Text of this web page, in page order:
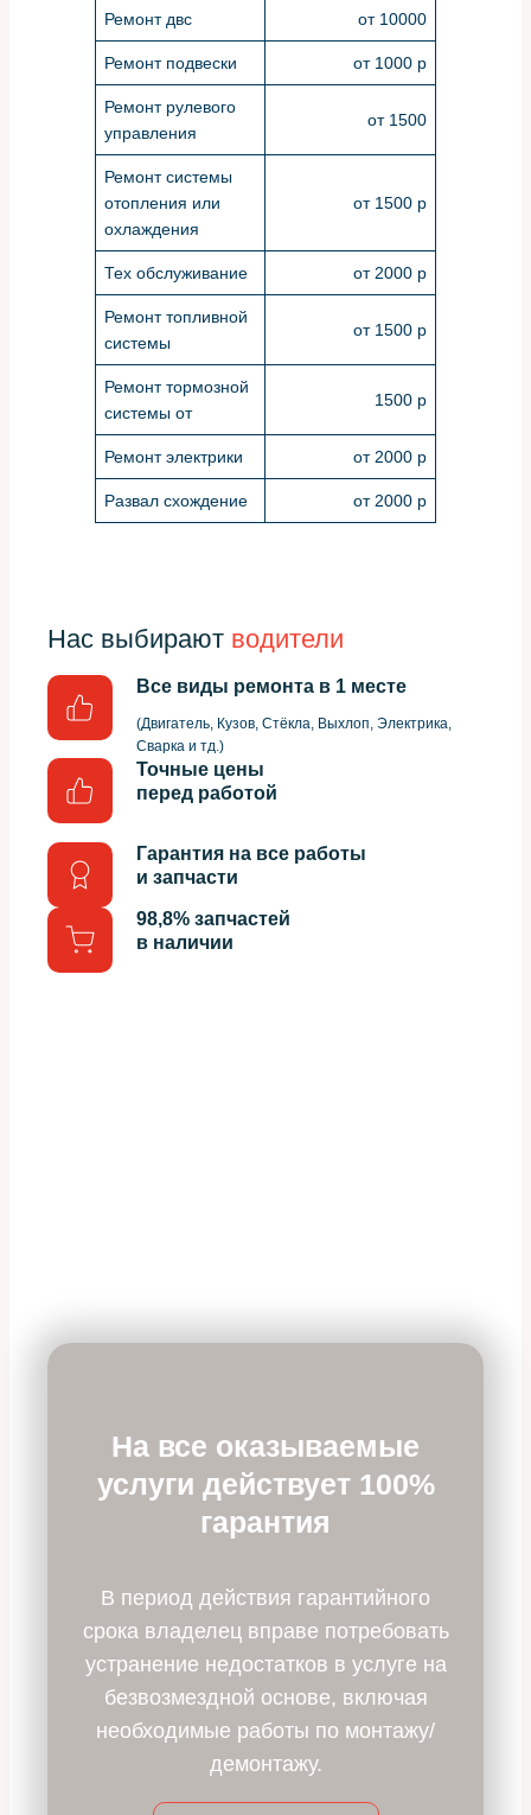
Ремонт двс от 10000
Ремонт подвески от 1000 р
Ремонт рулевого
управления
от 1500
Ремонт системы
отопления или
охлаждения
от 1500 р
Тех обслуживание от 2000 р
Ремонт топливной
системы
от 1500 р
Ремонт тормозной
системы от
1500 р
Ремонт электрики от 2000 р
Развал схождение от 2000 р
Нас выбирают водители
Все виды ремонта в 1 месте
(Двигатель, Кузов, Стёкла, Выхлоп, Электрика,
Сварка и тд.)
Точные цены
перед работой
Гарантия на все работы
и запчасти
98,8% запчастей
в наличии
На все оказываемые
услуги действует 100%
гарантия
В период действия гарантийного
срока владелец вправе потребовать
устранение недостатков в услуге на
безвозмездной основе, включая
необходимые работы по монтажу/
демонтажу.